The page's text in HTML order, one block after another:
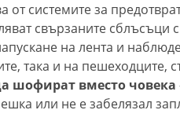
от системите за
свързаните сблъсъци
на лента и
така и на пешеходците,
шофират вместо човека
или не е забелязал